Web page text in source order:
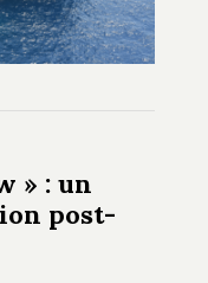
» : un
post-